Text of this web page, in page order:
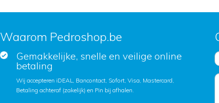
Waarom Pedroshop.be
Gemakkelijke, snelle en veilige online
betaling
Wij accepteren iDEAL, Bancontact, Sofort, Visa, Mastercard,
Betaling achteraf (zakelijk) en Pin bij afhalen.